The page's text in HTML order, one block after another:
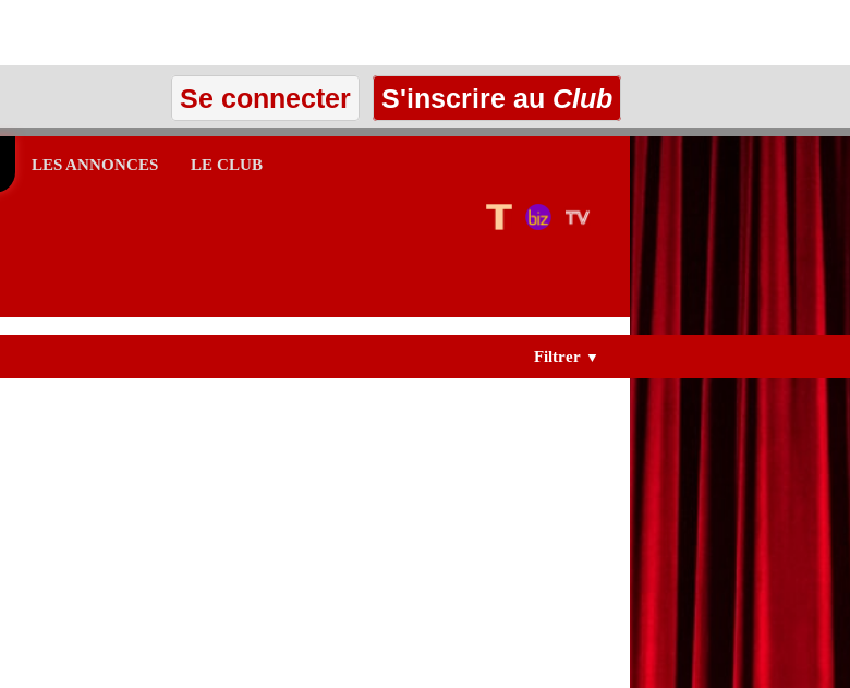
Se connecter S'inscrire au Club
LES ANNONCES LE CLUB
Filtrer ▼